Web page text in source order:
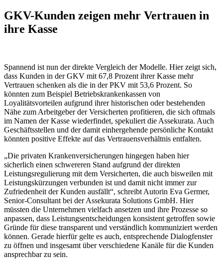
GKV-Kunden zeigen mehr Vertrauen in
ihre Kasse
Spannend ist nun der direkte Vergleich der Modelle. Hier zeigt sich,
dass Kunden in der GKV mit 67,8 Prozent ihrer Kasse mehr
Vertrauen schenken als die in der PKV mit 53,6 Prozent. So
könnten zum Beispiel Betriebskrankenkassen von
Loyalitätsvorteilen aufgrund ihrer historischen oder bestehenden
Nähe zum Arbeitgeber der Versicherten profitieren, die sich oftmals
im Namen der Kasse wiederfindet, spekuliert die Assekurata. Auch
Geschäftsstellen und der damit einhergehende persönliche Kontakt
könnten positive Effekte auf das Vertrauensverhältnis entfalten.
„Die privaten Krankenversicherungen hingegen haben hier
sicherlich einen schwereren Stand aufgrund der direkten
Leistungsregulierung mit dem Versicherten, die auch bisweilen mit
Leistungskürzungen verbunden ist und damit nicht immer zur
Zufriedenheit der Kunden ausfällt“, schreibt Autorin Eva Germer,
Senior-Consultant bei der Assekurata Solutions GmbH. Hier
müssten die Unternehmen vielfach ansetzen und ihre Prozesse so
anpassen, dass Leistungsentscheidungen konsistent getroffen sowie
Gründe für diese transparent und verständlich kommuniziert werden
können. Gerade hierfür gelte es auch, entsprechende Dialogfenster
zu öffnen und insgesamt über verschiedene Kanäle für die Kunden
ansprechbar zu sein.